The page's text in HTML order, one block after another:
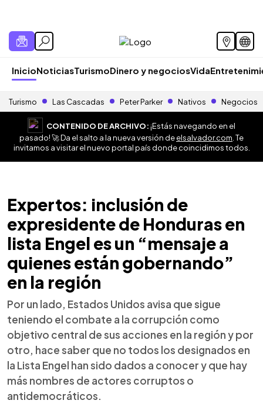
InicioNoticiasTurismoDinero y negociosVida
Turismo Las Cascadas Peter Parker Nativos Negocios
CONTENIDO DE ARCHIVO:¡Estás navegando en el
pasado! 🚀 Da el salto a la nueva versión deelsalvador.com . Te
invitamos a visitar el nuevo portal país donde coincidimos todos.
Expertos: inclusión de
expresidente de Honduras en
lista Engel es un “mensaje a
quienes están gobernando”
en la región
Por un lado, Estados Unidos avisa que sigue
teniendo el combate a la corrupción como
objetivo central de sus acciones en la región y por
otro, hace saber que no todos los designados en
la Lista Engel han sido dados a conocer y que hay
más nombres de actores corruptos o
antidemocráticos.